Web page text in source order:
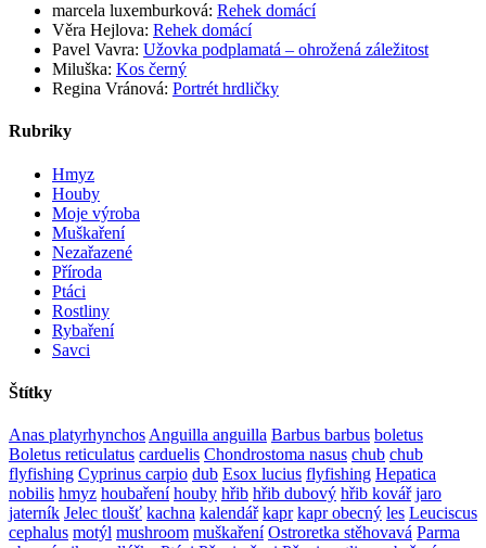
marcela luxemburková: Rehek domácí
Věra Hejlova: Rehek domácí
Pavel Vavra: Užovka podplamatá – ohrožená záležitost
Miluška: Kos černý
Regina Vránová: Portrét hrdličky
Rubriky
Hmyz
Houby
Moje výroba
Muškaření
Nezařazené
Příroda
Ptáci
Rostliny
Rybaření
Savci
Štítky
Anas platyrhynchos Anguilla anguilla Barbus barbus boletus
Boletus reticulatus carduelis Chondrostoma nasus chub chub
flyfishing Cyprinus carpio dub Esox lucius flyfishing Hepatica
nobilis hmyz houbaření houby hřib hřib dubový hřib kovář jaro
jaterník Jelec tloušť kachna kalendář kapr kapr obecný les Leuciscus
cephalus motýl mushroom muškaření Ostroretka stěhovavá Parma